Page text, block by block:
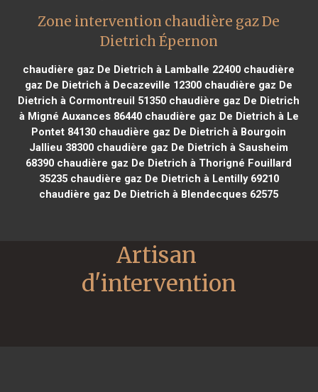
Zone intervention chaudière gaz De
Dietrich Épernon
chaudière gaz De Dietrich à Lamballe 22400 chaudière
gaz De Dietrich à Decazeville 12300 chaudière gaz De
Dietrich à Cormontreuil 51350 chaudière gaz De Dietrich
à Migné Auxances 86440chaudière gaz De Dietrich à Le
Pontet 84130 chaudière gaz De Dietrich à Bourgoin
Jallieu 38300 chaudière gaz De Dietrich à Sausheim
68390 chaudière gaz De Dietrich à Thorigné Fouillard
35235chaudière gaz De Dietrich à Lentilly 69210
chaudière gaz De Dietrich à Blendecques 62575
Artisan
d'intervention